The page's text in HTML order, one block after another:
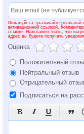
Пожалуйста, указывайте
активационной ссылкой.
ссылке. Нам важно знать, что вы
адрес вы будете получать
Оценка
Положительный
Нейтральный отзыв
Отрицательный
Подписаться на
   